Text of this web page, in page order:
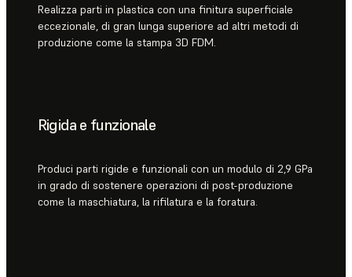
Realizza parti in plastica con una finitura superficiale
eccezionale, di gran lunga superiore ad altri metodi di
produzione come la stampa 3D FDM.
Rigida e funzionale
Produci parti rigide e funzionali con un modulo di 2,9 GPa
in grado di sostenere operazioni di post-produzione
come la maschiatura, la rifilatura e la foratura.